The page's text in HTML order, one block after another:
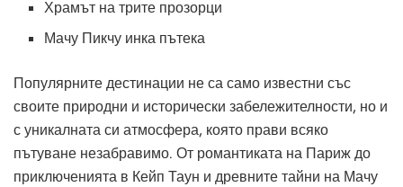
Храмът на трите прозорци
Мачу Пикчу инка пътека
Популярните дестинации не са само известни със
своите природни и исторически забележителности, но и
с уникалната си атмосфера, която прави всяко
пътуване незабравимо. От романтиката на Париж до
приключенията в Кейп Таун и древните тайни на Мачу